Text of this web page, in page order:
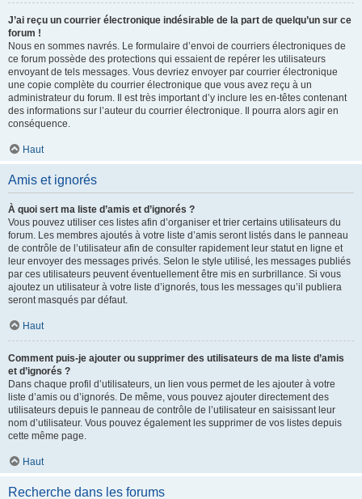
J’ai reçu un courrier électronique indésirable de la part de quelqu’un sur ce
forum !
Nous en sommes navrés. Le formulaire d’envoi de courriers électroniques de
ce forum possède des protections qui essaient de repérer les utilisateurs
envoyant de tels messages. Vous devriez envoyer par courrier électronique
une copie complète du courrier électronique que vous avez reçu à un
administrateur du forum. Il est très important d’y inclure les en-têtes contenant
des informations sur l’auteur du courrier électronique. Il pourra alors agir en
conséquence.
Haut
Amis et ignorés
À quoi sert ma liste d’amis et d’ignorés ?
Vous pouvez utiliser ces listes afin d’organiser et trier certains utilisateurs du
forum. Les membres ajoutés à votre liste d’amis seront listés dans le panneau
de contrôle de l’utilisateur afin de consulter rapidement leur statut en ligne et
leur envoyer des messages privés. Selon le style utilisé, les messages publiés
par ces utilisateurs peuvent éventuellement être mis en surbrillance. Si vous
ajoutez un utilisateur à votre liste d’ignorés, tous les messages qu’il publiera
seront masqués par défaut.
Haut
Comment puis-je ajouter ou supprimer des utilisateurs de ma liste d’amis
et d’ignorés ?
Dans chaque profil d’utilisateurs, un lien vous permet de les ajouter à votre
liste d’amis ou d’ignorés. De même, vous pouvez ajouter directement des
utilisateurs depuis le panneau de contrôle de l’utilisateur en saisissant leur
nom d’utilisateur. Vous pouvez également les supprimer de vos listes depuis
cette même page.
Haut
Recherche dans les forums